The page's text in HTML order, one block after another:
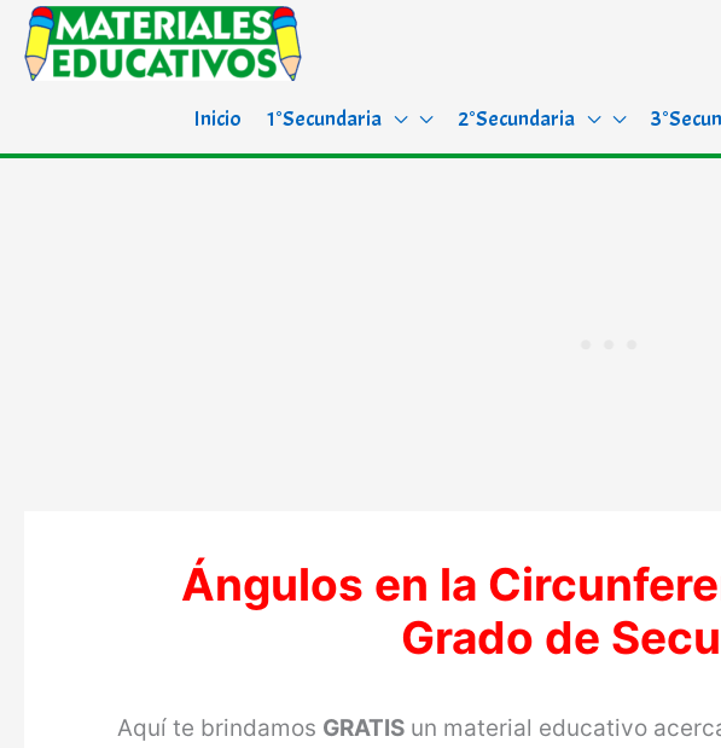
Inicio 1°Secundaria 2°Secundaria
Ángulos en la
Grado de
Aquí te brindamos GRATIS un material educativo